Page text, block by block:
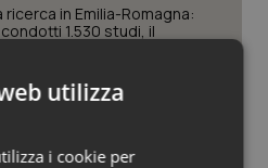
ricerca in Emilia-Romagna:
1.530 studi, il
di crisi sanitaria al lavoro,
su 118, liste d’attesa
utilizza
i cookie per